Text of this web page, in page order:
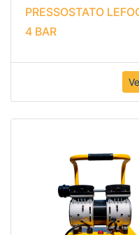
PRESSOSTATO
4 BAR